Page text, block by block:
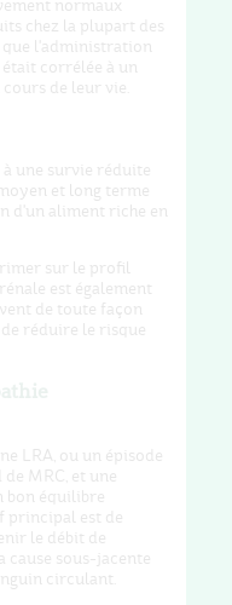
normaux
chez la plupart des
que l'administration
corrélée à un
de leur vie.
à une survie réduite
et long terme
d'un aliment riche en
sur le profil
est également
de toute façon
réduire le risque
LRA, ou un épisode
MRC, et une
bon équilibre
principal est de
le débit de
sous-jacente
circulant.